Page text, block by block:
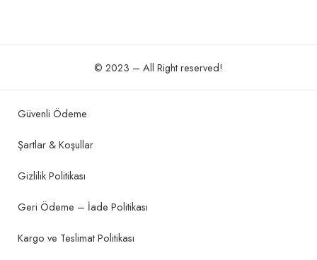
© 2023 – All Right reserved!
Güvenli Ödeme
Şartlar & Koşullar
Gizlilik Politikası
Geri Ödeme – İade Politikası
Kargo ve Teslimat Politikası